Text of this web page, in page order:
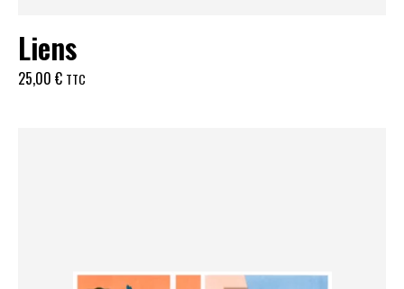
Liens
25,00 € TTC